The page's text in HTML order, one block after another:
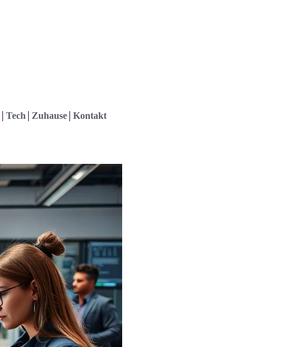
Tech Zuhause Kontakt